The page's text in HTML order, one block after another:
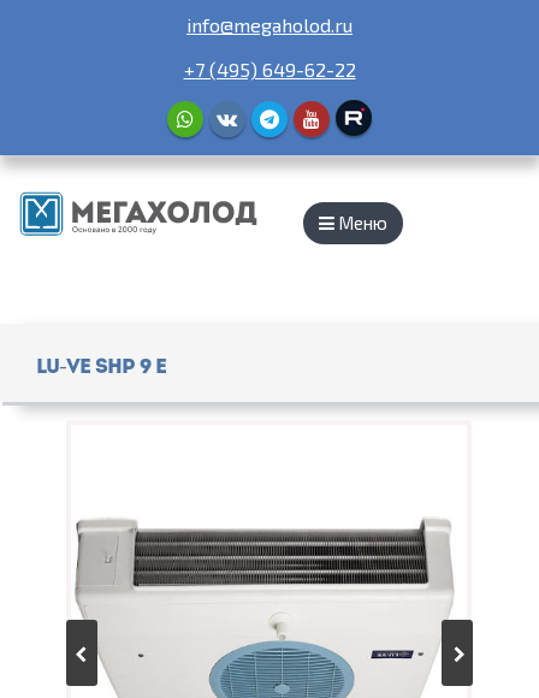
info@megaholod.ru
+7 (495) 649-62-22
Меню
Lu-Ve SHP 9 E